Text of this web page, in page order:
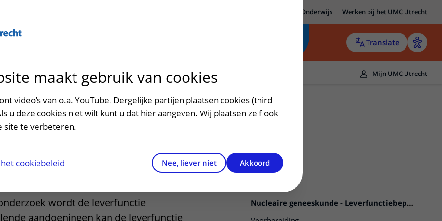
Onderwijs Werken bij het UMC Utrecht
Translate
patiëntportaal
het ziekenhuis
en voorzieningen
en veiligheid
Contact en route
Contactgegevens
Contact met polikliniek
Verwijzers
Teleconsult aanvragen
Zorgverlenersportaal
Mijn UMC Utrecht
geneeskunde -
Nucleaire geneeskunde - Leverfunctiebepaling
wordt de leverfunctie
aandoeningen kan de leverfunctie
maakt gebruik van cookies
video’s van o.a. YouTube. Dergelijke partijen plaatsen cookies (third
u deze cookies niet wilt kunt u dat hier aangeven. Wij plaatsen zelf ook
site te verbeteren.
cookiebeleid Nee, liever niet Akkoord